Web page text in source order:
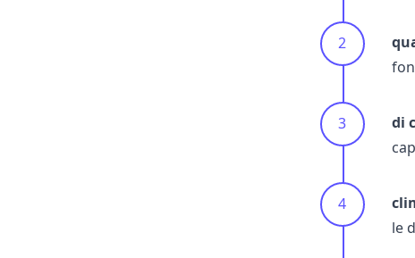
di
le